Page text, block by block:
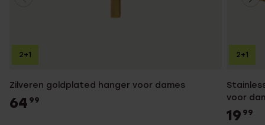
Zilveren goldplated hanger voor dames
64 99
2+1
voor
19 99
2+1